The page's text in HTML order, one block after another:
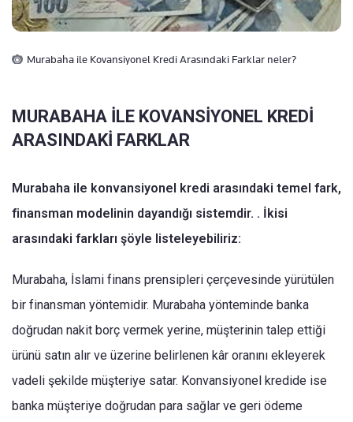
Murabaha ile Kovansiyonel Kredi Arasındaki Farklar neler?
MURABAHA İLE KOVANSİYONEL KREDİ
ARASINDAKİ FARKLAR
Murabaha ile konvansiyonel kredi arasındaki temel fark,
finansman modelinin dayandığı sistemdir. . İkisi
arasındaki farkları şöyle listeleyebiliriz:
Murabaha, İslami finans prensipleri çerçevesinde yürütülen
bir finansman yöntemidir. Murabaha yönteminde banka
doğrudan nakit borç vermek yerine, müşterinin talep ettiği
ürünü satın alır ve üzerine belirlenen kâr oranını ekleyerek
vadeli şekilde müşteriye satar. Konvansiyonel kredide ise
banka müşteriye doğrudan para sağlar ve geri ödeme